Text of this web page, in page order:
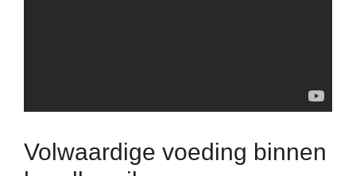
Volwaardige voeding binnen